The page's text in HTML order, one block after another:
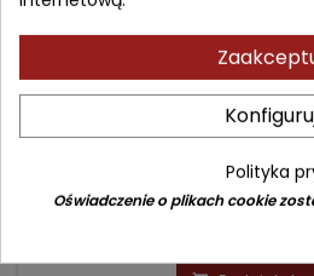
TECHNIKI
Autor: Leon
Zaawansowane techniki
Polityka
Oświadczenie o plikach cookie